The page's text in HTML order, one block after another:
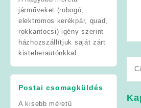
járműveket (robogó,
elektromos kerékpár, quad,
rokkantocsi) igény szerint
házhozszállítjuk saját zárt
kisteherautónkkal.
Postai csomagküldés
A kisebb méretű